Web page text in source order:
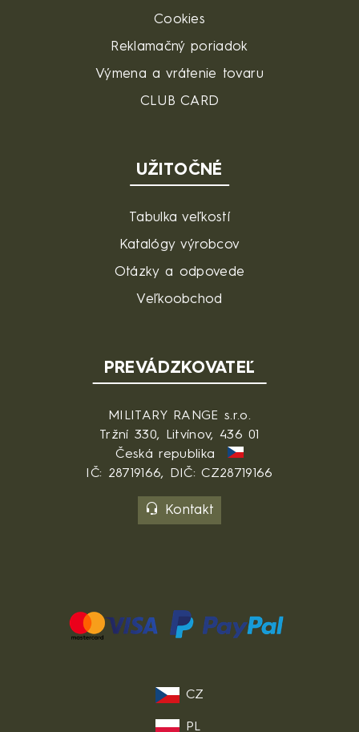
Cookies
Reklamačný poriadok
Výmena a vrátenie tovaru
CLUB CARD
UŽITOČNÉ
Tabulka veľkostí
Katalógy výrobcov
Otázky a odpovede
Veľkoobchod
PREVÁDZKOVATEĽ
MILITARY RANGE s.r.o.
Tržní 330, Litvínov, 436 01
Česká republika
IČ: 28719166, DIČ: CZ28719166
Kontakt
CZ
PL